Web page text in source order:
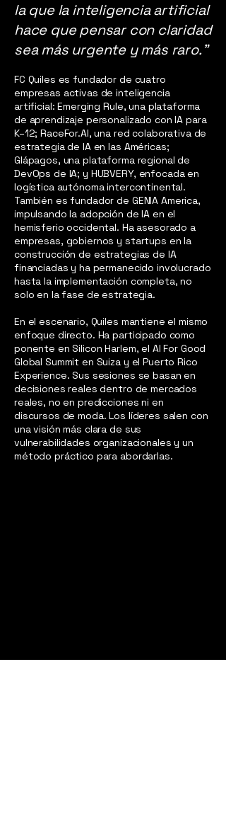
la que la inteligencia artificial
hace que pensar con claridad
sea más urgente y más raro.”
FC Quiles es fundador de cuatro
empresas activas de inteligencia
artificial: Emerging Rule, una plataforma
de aprendizaje personalizado con IA para
K–12; RaceFor.AI, una red colaborativa de
estrategia de IA en las Américas;
Glápagos, una plataforma regional de
DevOps de IA; y HUBVERY, enfocada en
logística autónoma intercontinental.
También es fundador de GENIA America,
impulsando la adopción de IA en el
hemisferio occidental. Ha asesorado a
empresas, gobiernos y startups en la
construcción de estrategias de IA
financiadas y ha permanecido involucrado
hasta la implementación completa, no
solo en la fase de estrategia.
En el escenario, Quiles mantiene el mismo
enfoque directo. Ha participado como
ponente en Silicon Harlem, el AI For Good
Global Summit en Suiza y el Puerto Rico
Experience. Sus sesiones se basan en
decisiones reales dentro de mercados
reales, no en predicciones ni en
discursos de moda. Los líderes salen con
una visión más clara de sus
vulnerabilidades organizacionales y un
método práctico para abordarlas.